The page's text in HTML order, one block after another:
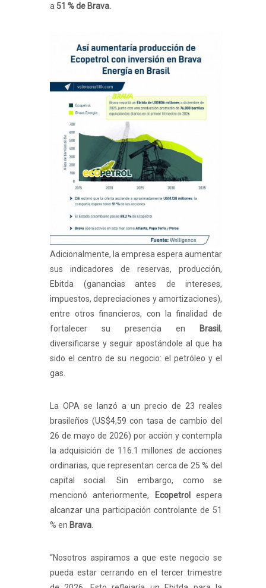
a 51 % de Brava.
Adicionalmente, la empresa espera aumentar
sus indicadores de reservas, producción,
Ebitda (ganancias antes de intereses,
impuestos, depreciaciones y amortizaciones),
entre otros financieros, con la finalidad de
fortalecer su presencia en
Brasil,
diversificarse y seguir apostándole al que ha
sido el centro de su negocio: el petróleo y el
gas.
La OPA se lanzó a un precio de 23 reales
brasileños (US$4,59 con tasa de cambio del
26 de mayo de 2026) por acción y contempla
la adquisición de 116.1 millones de acciones
ordinarias, que representan cerca de 25 % del
capital social. Sin embargo, como se
mencionó anteriormente,
Ecopetrol
espera
alcanzar una participación controlante de 51
% en Brava
“Nosotros aspiramos a que este negocio se
pueda estar cerrando en el tercer trimestre